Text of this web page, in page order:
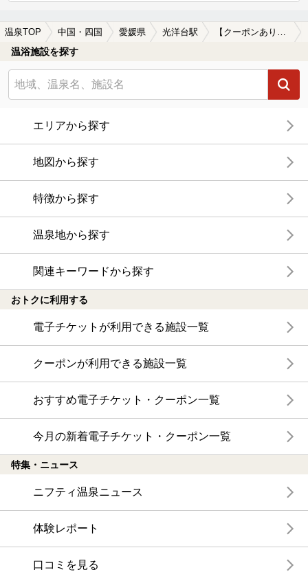
温泉TOP 中国・四国 愛媛県 光洋台駅 【クーポンあり】水風呂が楽しめる光洋台駅近くの温泉、日帰り温泉、スーパー銭湯おすすめ
温浴施設を探す
エリアから探す
地図から探す
特徴から探す
温泉地から探す
関連キーワードから探す
おトクに利用する
電子チケットが利用できる施設一覧
クーポンが利用できる施設一覧
おすすめ電子チケット・クーポン一覧
今月の新着電子チケット・クーポン一覧
特集・ニュース
ニフティ温泉ニュース
体験レポート
口コミを見る